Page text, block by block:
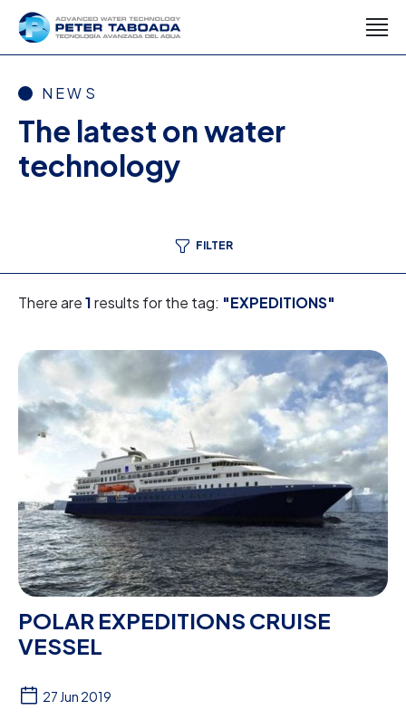
NEWS
The latest on water
technology
FILTER
There are1results for the tag: "EXPEDITIONS"
POLAR EXPEDITIONS CRUISE
VESSEL
27 Jun 2019